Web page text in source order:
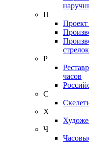
П
стрелок
Р
часов
С
Х
Ч